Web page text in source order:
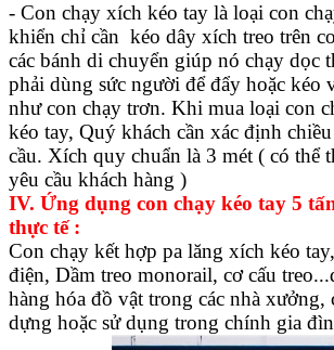
- Con chạy xích kéo tay là loại con
khiển chỉ cần kéo dây xích treo trên
các bánh di chuyển giúp nó chạy dọc
phải dùng sức người để đẩy hoặc kéo
như con chạy trơn. Khi mua loại con
kéo tay, Quý khách cần xác định
cầu. Xích quy chuẩn là 3 mét ( có thể
yêu cầu khách hàng )
IV. Ứng dụng con chạy kéo tay 5
thực tế :
Con chạy kết hợp pa lăng xích kéo
điện, Dầm treo monorail, cơ cấu
hàng hóa đồ vật trong các nhà
dựng hoặc sử dụng trong chính gia